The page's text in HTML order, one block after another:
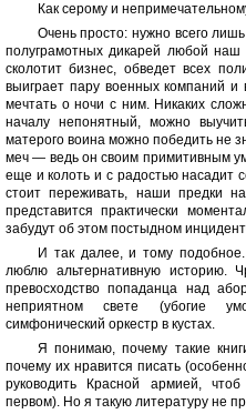
Как серому и
Очень просто: нужно всего
полуграмотных дикарей любой наш
сколотит бизнес, обведет всех
выиграет пару военных компаний
мечтать о ночи с ним. Никаких
началу непонятный, можно
матерого воина можно победить не
меч — ведь он своим примитивным
еще и колоть и с радостью насадит
стоит переживать, наши предки
представится практически
забудут об этом постыдном
И так далее, и тому
люблю альтернативную историю.
превосходство попаданца над
неприятном свете (убогие
симфонический оркестр в кустах.
Я понимаю, почему такие
почему их нравится писать
руководить Красной армией,
первом). Но я такую литературу не